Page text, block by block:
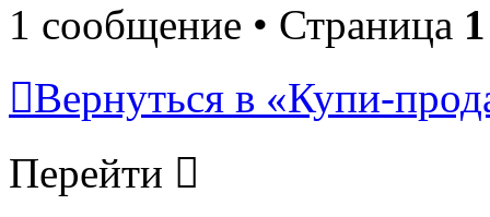
1 сообщение • Страница 1
Вернуться в «Купи-
Перейти